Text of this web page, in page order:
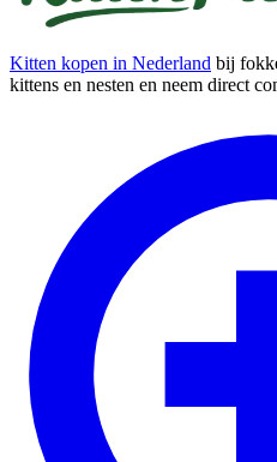
Kitten kopen in Nederland bij
kittens en nesten en neem direct